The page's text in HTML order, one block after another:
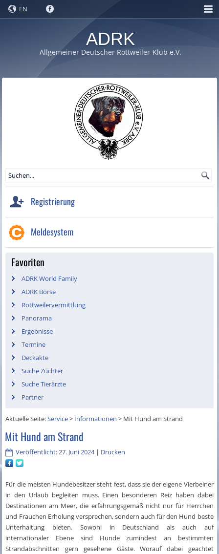
EN
ADRK
Allgemeiner Deutscher Rottweiler-Klub e.V.
Registrierung
Meldesystem
Favoriten
ADRK World Family
ADRK Börse
Rottweilervermittlung
Panorama
Ergebnisse
Termine
Deckakte
Suche Züchter
Suche Tierärzte
Partner
Aktuelle Seite:Service> Informationen > Mit Hund am Strand
Mit Hund am Strand
Veröffentlicht: 27. Juni 2024| Drucken
Für die meisten Hundebesitzer steht fest, dass sie der eigene Vierbeiner
in den Urlaub begleiten muss. Einen besonderen Reiz haben dabei
Destinationen am Meer, die erfahrungsgemäß nicht nur für Herrchen
und Frauchen Erholung versprechen, sondern auch für den Hund beste
Unterhaltung bieten. Sowohl in Deutschland als auch auf
internationaler Ebene sind Hunde zumindest an bestimmten
Strandabschnitten gern gesehene Gäste. Worauf dabei geachtet